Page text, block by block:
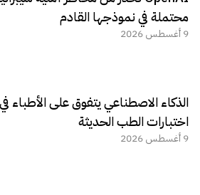
محتملة في نموذجها القادم
9 أغسطس 2026
الذكاء الاصطناعي يتفوق على الأطباء في
اختبارات الطب الحديثة
9 أغسطس 2026